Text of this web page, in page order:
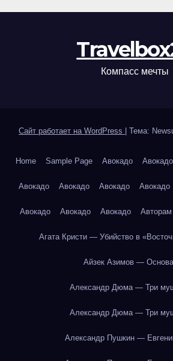
Компасс мечты
Сайт работает на WordPress Тема:
Home Sample Page Авокадо Авокадо
Авокадо Авокадо Авокадо Авокадо
Авокадо Авокадо Авокадо Авторам
Агата Кристи — Убийство в
Айзек Азимов —
Александр Дюма — Три
Александр Дюма — Три
Александр Пушкин —